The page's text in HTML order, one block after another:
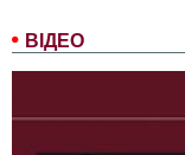
ВІДЕО